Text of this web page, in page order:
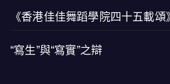
《香港佳佳舞蹈學院四十五載
“寫生”與“寫實”之辯